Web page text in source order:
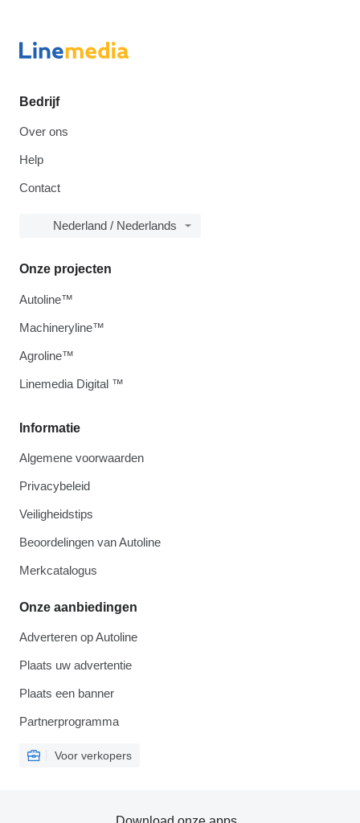
Bedrijf
Over ons
Help
Contact
Nederland / Nederlands
Informatie
Algemene voorwaarden
Privacybeleid
Veiligheidstips
Beoordelingen van Autoline
Merkcatalogus
Onze aanbiedingen
Adverteren op Autoline
Plaats uw advertentie
Plaats een banner
Partnerprogramma
Voor verkopers
Onze projecten
Autoline™
Machineryline™
Agroline™
Linemedia Digital ™